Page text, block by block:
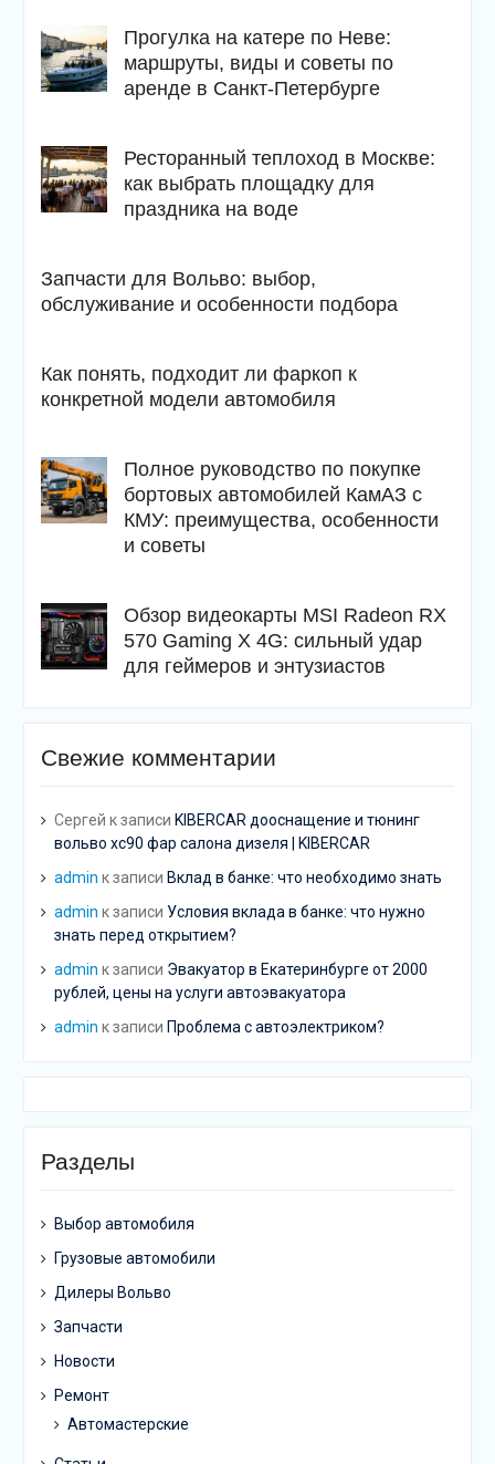
Прогулка на катере по Неве:
маршруты, виды и советы по
аренде в Санкт-Петербурге
Ресторанный теплоход в Москве:
как выбрать площадку для
праздника на воде
Запчасти для Вольво: выбор,
обслуживание и особенности подбора
Как понять, подходит ли фаркоп к
конкретной модели автомобиля
Полное руководство по покупке
бортовых автомобилей КамАЗ с
КМУ: преимущества, особенности
и советы
Обзор видеокарты MSI Radeon RX
570 Gaming X 4G: сильный удар
для геймеров и энтузиастов
Свежие комментарии
Сергей к записи KIBERCAR дооснащение и тюнинг
вольво хс90 фар салона дизеля | KIBERCAR
admin к записи Вклад в банке: что необходимо знать
admin к записи Условия вклада в банке: что нужно
знать перед открытием?
admin к записи Эвакуатор в Екатеринбурге от 2000
рублей, цены на услуги автоэвакуатора
admin к записи Проблема с автоэлектриком?
Разделы
Выбор автомобиля
Грузовые автомобили
Дилеры Вольво
Запчасти
Новости
Ремонт
Автомастерские